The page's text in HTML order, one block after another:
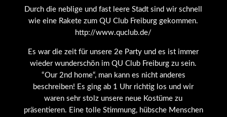
Durch die neblige und fast leere Stadt sind wir schnell
wie eine Rakete zum QU Club Freiburg gekommen.
http://www.quclub.de/
Es war die zeit für unsere 2e Party und es ist immer
wieder wunderschön im QU Club Freiburg zu sein.
“Our 2nd home“, man kann es nicht anderes
beschreiben! Es ging ab 1 Uhr richtig los und wir
waren sehr stolz unsere neue Kostüme zu
präsentieren. Eine tolle Stimmung, hübsche Menschen